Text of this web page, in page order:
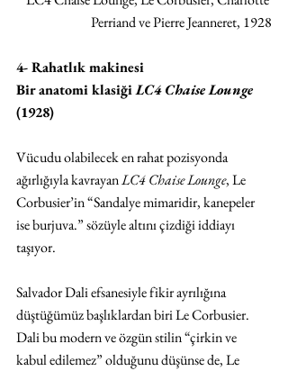
Perriand ve Pierre Jeanneret, 1928
4- Rahatlık makinesi
Bir anatomi klasiği LC4 Chaise Lounge
(1928)
Vücudu olabilecek en rahat pozisyonda
ağırlığıyla kavrayan LC4 Chaise Lounge, Le
Corbusier’in “Sandalye mimaridir, kanepeler
ise burjuva.” sözüyle altını çizdiği iddiayı
taşıyor.
Salvador Dali efsanesiyle fikir ayrılığına
düştüğümüz başlıklardan biri Le Corbusier.
Dali bu modern ve özgün stilin “çirkin ve
kabul edilemez” olduğunu düşünse de, Le